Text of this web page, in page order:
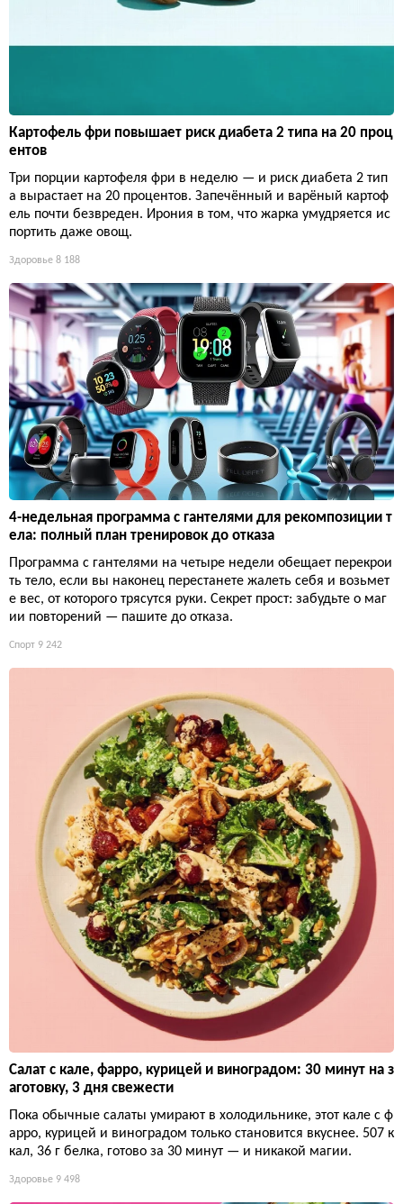
Картофель фри повышает риск диабета 2 типа на 20 проц
ентов
Три порции картофеля фри в неделю — и риск диабета 2 тип
а вырастает на 20 процентов. Запечённый и варёный картоф
ель почти безвреден. Ирония в том, что жарка умудряется ис
портить даже овощ.
Здоровье 8 188
4-недельная программа с гантелями для рекомпозиции т
ела: полный план тренировок до отказа
Программа с гантелями на четыре недели обещает перекрои
ть тело, если вы наконец перестанете жалеть себя и возьмет
е вес, от которого трясутся руки. Секрет прост: забудьте о маг
ии повторений — пашите до отказа.
Спорт 9 242
Салат с кале, фарро, курицей и виноградом: 30 минут на з
аготовку, 3 дня свежести
Пока обычные салаты умирают в холодильнике, этот кале с ф
арро, курицей и виноградом только становится вкуснее. 507 к
кал, 36 г белка, готово за 30 минут — и никакой магии.
Здоровье 9 498